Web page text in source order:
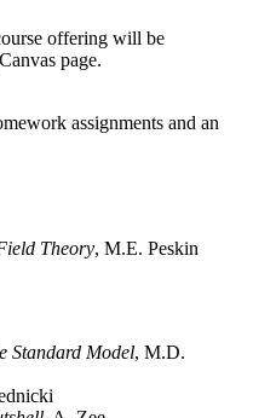
offering will be
page.
assignments and an
Theory, M.E. Peskin
Standard Model, M.D.